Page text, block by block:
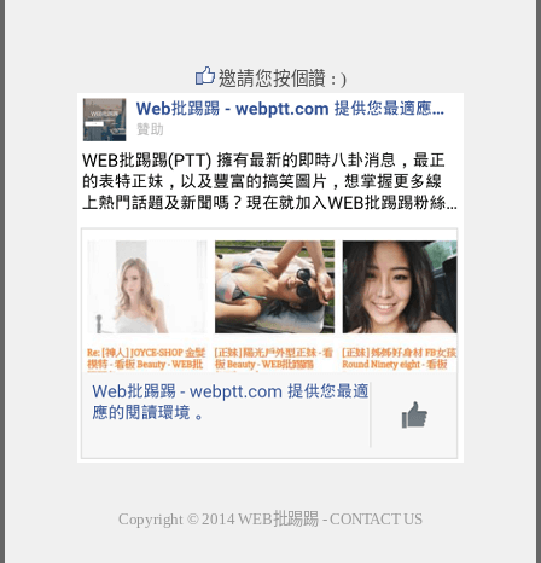
邀請您按個讚 : )
Copyright © 2014WEB批踢踢-CONTACT US